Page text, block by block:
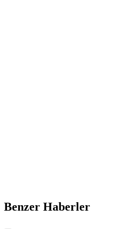
Benzer Haberler